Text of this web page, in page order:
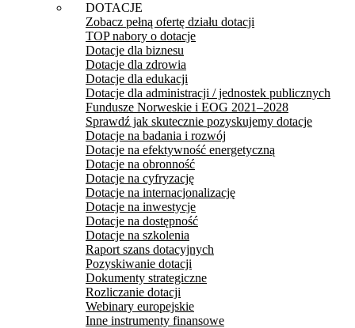
DOTACJE
Zobacz pełną ofertę działu dotacji
TOP nabory o dotacje
Dotacje dla biznesu
Dotacje dla zdrowia
Dotacje dla edukacji
Dotacje dla administracji / jednostek publicznych
Fundusze Norweskie i EOG 2021–2028
Sprawdź jak skutecznie pozyskujemy dotacje
Dotacje na badania i rozwój
Dotacje na efektywność energetyczną
Dotacje na obronność
Dotacje na cyfryzację
Dotacje na internacjonalizację
Dotacje na inwestycje
Dotacje na dostępność
Dotacje na szkolenia
Raport szans dotacyjnych
Pozyskiwanie dotacji
Dokumenty strategiczne
Rozliczanie dotacji
Webinary europejskie
Inne instrumenty finansowe